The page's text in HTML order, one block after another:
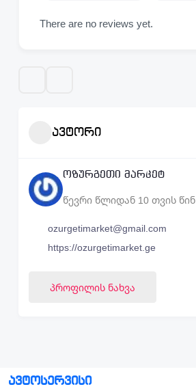
There are no reviews yet.
ავტორი
ოზურგეთი მარკეტ
წევრი წლიდან 10 თვის წინ
ozurgetimarket@gmail.com
https://ozurgetimarket.ge
Პროფილის Ნახვა
ავტოსერვისი